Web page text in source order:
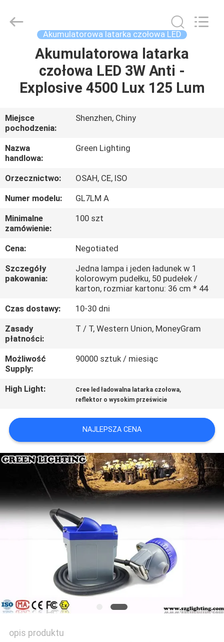
PRODUKTY
O
NAS
WYCIECZKA
PO
FABRYCE
KONTROLA
JAKOŚCI
SKONTAKTUJ
Z
NAMI
POPROSIĆ
O
WYCENĘ
SITEMAP
PRIVACY
POLICY
Rights
Akumulatorowa latarka czołowa LED
Akumulatorowa latarka
czołowa LED 3W Anti -
Explosive 4500 Lux 125 Lum
Miejsce
pochodzenia:
Shenzhen, Chiny
Nazwa
handlowa:
Green Lighting
Orzecznictwo:
OSAH, CE, ISO
Numer modelu:
GL7LM A
Minimalne
zamówienie:
100 szt
Cena:
Negotiated
Szczegóły
pakowania:
Jedna lampa i jeden ładunek w 1
kolorowym pudełku, 50 pudełek /
karton, rozmiar kartonu: 36 cm * 44
Czas dostawy:
10-30 dni
Zasady
płatności:
T / T, Western Union, MoneyGram
Możliwość
Supply:
90000 sztuk / miesiąc
High Light: Cree led ładowalna latarka czołowa,
reflektor o wysokim prześwicie
NAJLEPSZA CENA
opis produktu